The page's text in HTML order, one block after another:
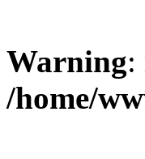
Warning:
/home/